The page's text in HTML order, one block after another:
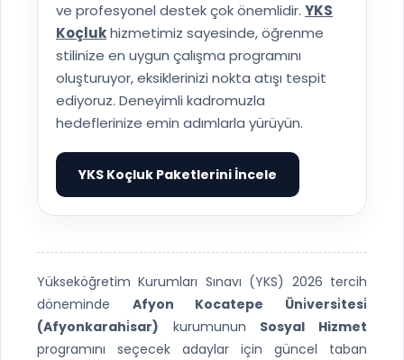
ve profesyonel destek çok önemlidir. YKS
Koçlukhizmetimiz sayesinde, öğrenme
stilinize en uygun çalışma programını
oluşturuyor, eksiklerinizi nokta atışı tespit
ediyoruz. Deneyimli kadromuzla
hedeflerinize emin adımlarla yürüyün.
YKS Koçluk Paketlerini İncele
▶
Yükseköğretim Kurumları Sınavı (YKS) 2026 tercih
döneminde Afyon Kocatepe Üni̇versi̇tesi̇
(Afyonkarahi̇sar) kurumunun Sosyal Hizmet
programını seçecek adaylar için güncel taban